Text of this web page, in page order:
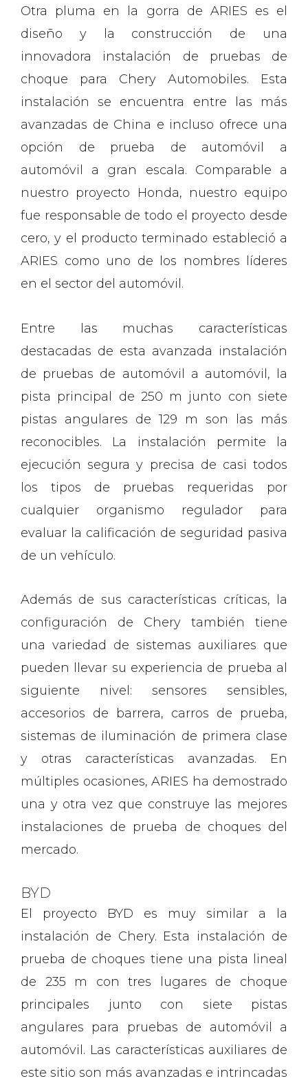
Otra pluma en la gorra de ARIES es el
diseño y la construcción de una
innovadora instalación de pruebas de
choque para Chery Automobiles. Esta
instalación se encuentra entre las más
avanzadas de China e incluso ofrece una
opción de prueba de automóvil a
automóvil a gran escala. Comparable a
nuestro proyecto Honda, nuestro equipo
fue responsable de todo el proyecto desde
cero, y el producto terminado estableció a
ARIES como uno de los nombres líderes
en el sector del automóvil.
Entre las muchas características
destacadas de esta avanzada instalación
de pruebas de automóvil a automóvil, la
pista principal de 250 m junto con siete
pistas angulares de 129 m son las más
reconocibles. La instalación permite la
ejecución segura y precisa de casi todos
los tipos de pruebas requeridas por
cualquier organismo regulador para
evaluar la calificación de seguridad pasiva
de un vehículo.
Además de sus características críticas, la
configuración de Chery también tiene
una variedad de sistemas auxiliares que
pueden llevar su experiencia de prueba al
siguiente nivel: sensores sensibles,
accesorios de barrera, carros de prueba,
sistemas de iluminación de primera clase
y otras características avanzadas. En
múltiples ocasiones, ARIES ha demostrado
una y otra vez que construye las mejores
instalaciones de prueba de choques del
mercado.
BYD
El proyecto BYD es muy similar a la
instalación de Chery. Esta instalación de
prueba de choques tiene una pista lineal
de 235 m con tres lugares de choque
principales junto con siete pistas
angulares para pruebas de automóvil a
automóvil. Las características auxiliares de
este sitio son más avanzadas e intrincadas